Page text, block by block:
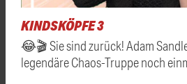
KINDSKÖPFE 3
😂🎬 Sie sind zurück! Adam
legendäre Chaos-Truppe noch